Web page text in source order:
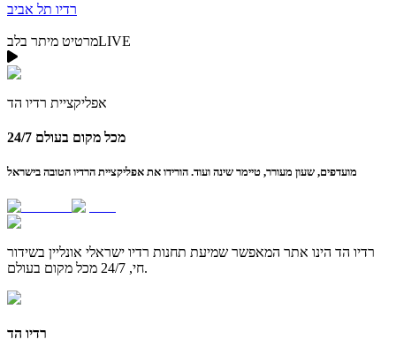
רדיו תל אביב
מרטיט מיתר בלבLIVE
אפליקציית רדיו הד
24/7 מכל מקום בעולם
מועדפים, שעון מעורר, טיימר שינה ועוד. הורידו את אפליקציית הרדיו הטובה בישראל
רדיו הד הינו אתר המאפשר שמיעת תחנות רדיו ישראלי אונליין בשידור
חי, 24/7 מכל מקום בעולם.
רדיו הד